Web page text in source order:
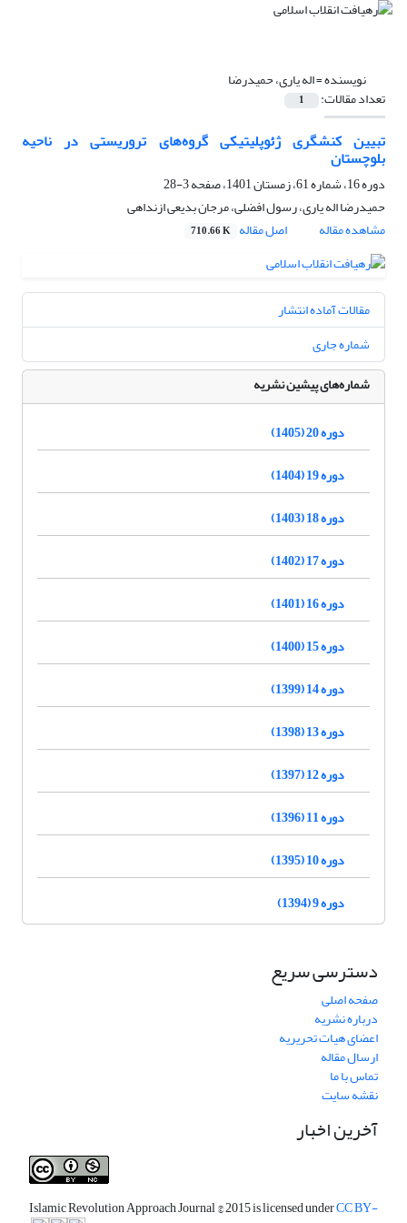
نویسنده =اله یاری، حمیدرضا
تعداد مقالات: 1
تبیین کنشگری ژئوپلیتیکی گروه‌های تروریستی در ناحیه
بلوچستان
دوره 16، شماره 61، زمستان 1401، صفحه
3-28
حمیدرضا اله یاری، رسول افضلی، مرجان بدیعی ازنداهی
مشاهده مقاله
اصل مقاله 710.66 K
مقالات آماده انتشار
شماره جاری
شماره‌های پیشین نشریه
دوره 20 (1405)
دوره 19 (1404)
دوره 18 (1403)
دوره 17 (1402)
دوره 16 (1401)
دوره 15 (1400)
دوره 14 (1399)
دوره 13 (1398)
دوره 12 (1397)
دوره 11 (1396)
دوره 10 (1395)
دوره 9 (1394)
دسترسی سریع
صفحه اصلی
درباره نشریه
اعضای هیات تحریریه
ارسال مقاله
تماس با ما
نقشه سایت
آخرین اخبار
Islamic Revolution Approach Journal© 2015 is licensed underCC BY-